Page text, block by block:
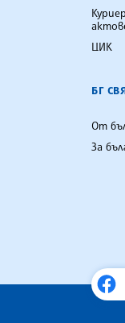
ЦИК
БГ
От
За